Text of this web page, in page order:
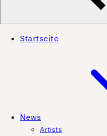
Startseite
News
Artists